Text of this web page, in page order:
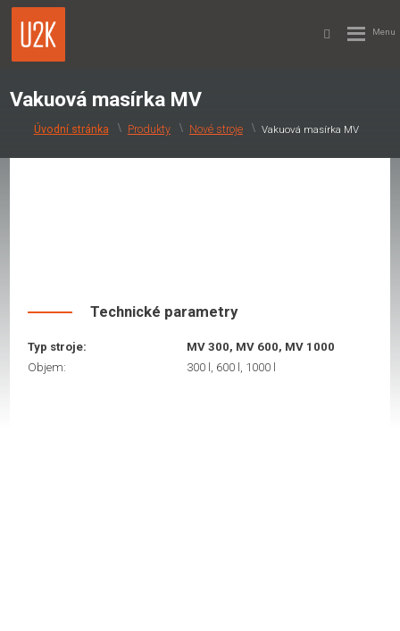
Vakuová masírka MV
Produkty Nové stroje Vakuová masírka MV
Technické parametry
Typ stroje:
MV 300, MV 600, MV 1000
Objem:
300 l, 600 l, 1000 l